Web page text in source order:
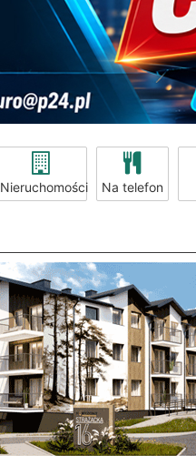
Nieruchomości Na telefon